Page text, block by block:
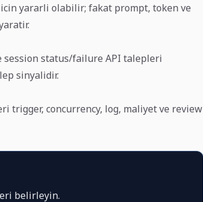
yararli olabilir; fakat prompt, token ve
session status/failure API talepleri
sinyalidir.
trigger, concurrency, log, maliyet ve review
belirleyin.